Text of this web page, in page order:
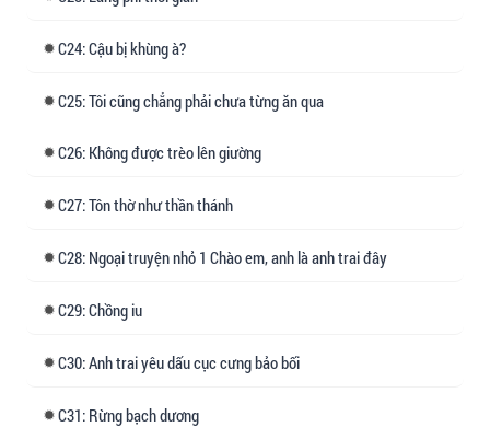
Lưu ý của tác giả:
- Côn trùng phake, anh công em thụ cách nhau 7
- Thụ là người nước ngoài, nhưng hai người
vẫn là anh em. =w
chân ngài, hôn lên mặt đất, tựa như ôm trọn
24: Cậu bị khùng à?
25: Tôi cũng chẳng phải chưa từng ăn qua
26: Không được trèo lên giường
27: Tôn thờ như thần thánh
28: Ngoại truyện nhỏ 1 Chào em, anh là anh trai đây
29: Chồng iu
30: Anh trai yêu dấu cục cưng bảo bối
31: Rừng bạch dương